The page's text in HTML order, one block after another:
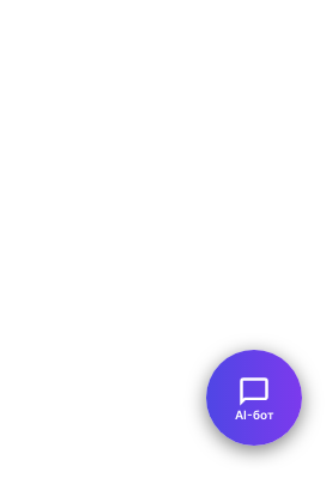
AI-бот